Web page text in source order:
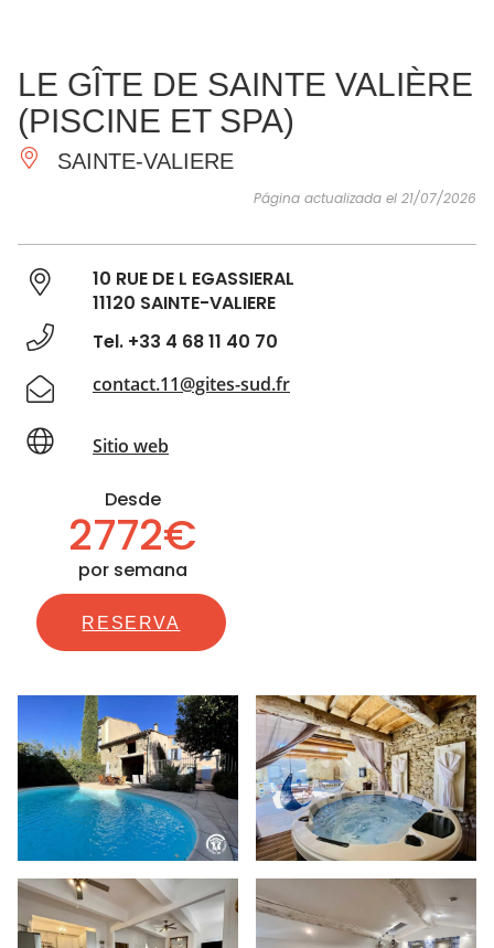
IMPRESCINDIBLES
HACER
INSPIRACIONES
LE GÎTE DE SAINTE VALIÈRE
(PISCINE ET SPA)
SAINTE-VALIERE
Página actualizada el 21/07/2026
10 RUE DE L EGASSIERAL
11120 SAINTE-VALIERE
Tel. +33 4 68 11 40 70
contact.11@gites-sud.fr
Sitio web
Desde
2772€
por semana
RESERVA